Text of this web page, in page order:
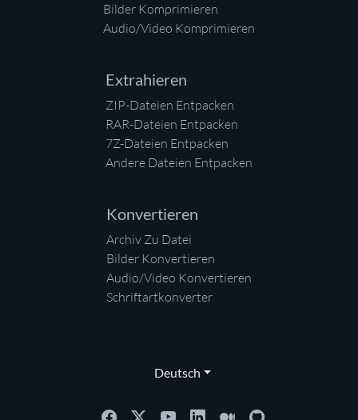
Bilder Komprimieren
Audio/Video Komprimieren
Extrahieren
ZIP-Dateien Entpacken
RAR-Dateien Entpacken
7Z-Dateien Entpacken
Andere Dateien Entpacken
Konvertieren
Archiv Zu Datei
Bilder Konvertieren
Audio/Video Konvertieren
Schriftartkonverter
Deutsch